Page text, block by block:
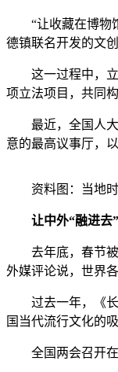
“让收藏在博物馆
德镇联名开发的文
这一过程中，立
项立法项目，共同
最近，全国人大
意的最高议事厅，
资料图：当地
让中外“融进去”
去年底，春节被
外媒评论说，世界
过去一年，《长
国当代流行文化的
全国两会召开在